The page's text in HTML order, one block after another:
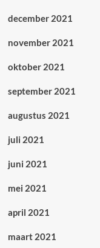
december 2021
november 2021
oktober 2021
september 2021
augustus 2021
juli 2021
juni 2021
mei 2021
april 2021
maart 2021